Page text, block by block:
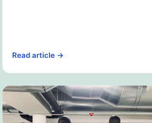
Read article →